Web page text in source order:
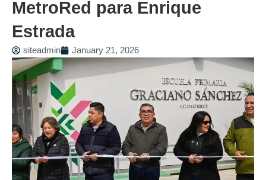
MetroRed para Enrique
Estrada
siteadmin January 21, 2026